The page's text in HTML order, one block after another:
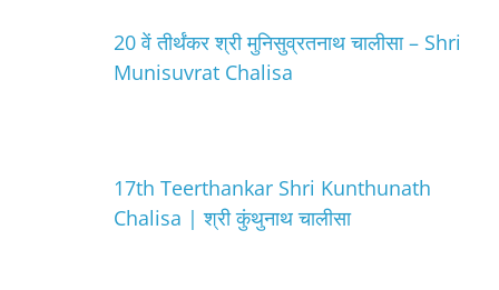
20 वें तीर्थंकर श्री मुनिसुव्रतनाथ चालीसा – Shri
Munisuvrat Chalisa
17th Teerthankar Shri Kunthunath
Chalisa | श्री कुंथुनाथ चालीसा